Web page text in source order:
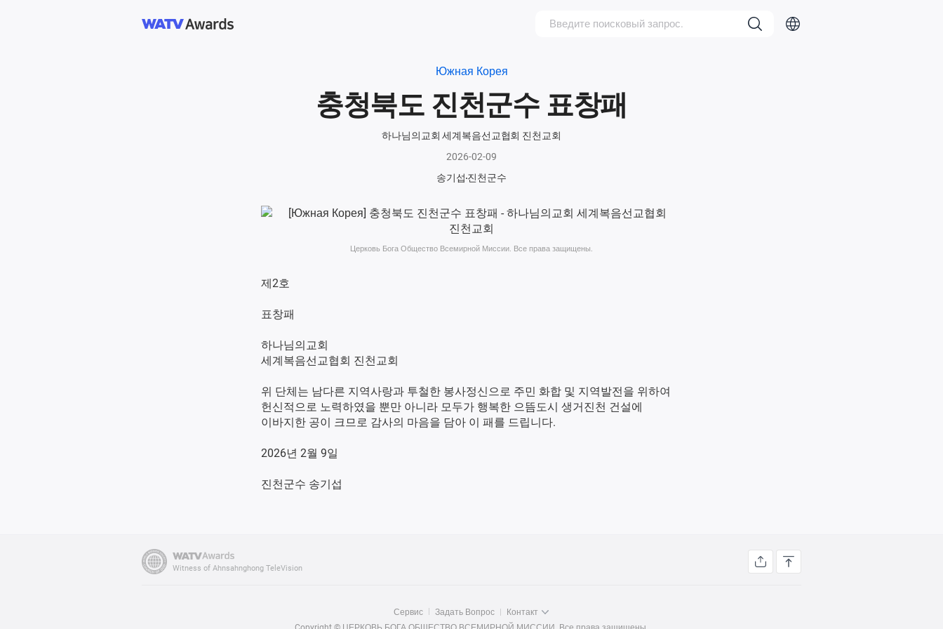
Южная Корея
충청북도 진천군수 표창패
하나님의교회 세계복음선교협회 진천교회
2026-02-09
송기섭진천군수
Церковь Бога Общество Всемирной Миссии. Все права защищены.
제2호
표창패
하나님의교회
세계복음선교협회 진천교회
위 단체는 남다른 지역사랑과 투철한 봉사정신으로 주민 화합 및 지역발전을 위하여
헌신적으로 노력하였을 뿐만 아니라 모두가 행복한 으뜸도시 생거진천 건설에
이바지한 공이 크므로 감사의 마음을 담아 이 패를 드립니다.
2026년 2월 9일
진천군수 송기섭
Witness of Ahnsahnghong TeleVision
Сервис Задать Вопрос
Контакт